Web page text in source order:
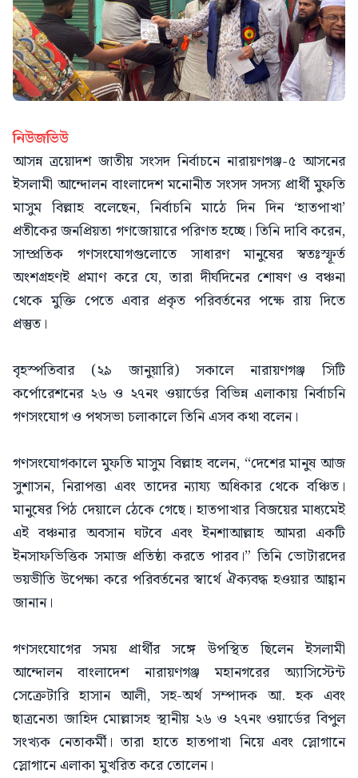
নিউজভিউ
আসন্ন ত্রয়োদশ জাতীয় সংসদ নির্বাচনে নারায়ণগঞ্জ-৫ আসনের
ইসলামী আন্দোলন বাংলাদেশ মনোনীত সংসদ সদস্য প্রার্থী মুফতি
মাসুম বিল্লাহ বলেছেন, নির্বাচনি মাঠে দিন দিন ‘হাতপাখা’
প্রতীকের জনপ্রিয়তা গণজোয়ারে পরিণত হচ্ছে। তিনি দাবি করেন,
সাম্প্রতিক গণসংযোগগুলোতে সাধারণ মানুষের স্বতঃস্ফূর্ত
অংশগ্রহণই প্রমাণ করে যে, তারা দীর্ঘদিনের শোষণ ও বঞ্চনা
থেকে মুক্তি পেতে এবার প্রকৃত পরিবর্তনের পক্ষে রায় দিতে
প্রস্তুত।
বৃহস্পতিবার (২৯ জানুয়ারি) সকালে নারায়ণগঞ্জ সিটি
কর্পোরেশনের ২৬ ও ২৭নং ওয়ার্ডের বিভিন্ন এলাকায় নির্বাচনি
গণসংযোগ ও পথসভা চলাকালে তিনি এসব কথা বলেন।
গণসংযোগকালে মুফতি মাসুম বিল্লাহ বলেন, “দেশের মানুষ আজ
সুশাসন, নিরাপত্তা এবং তাদের ন্যায্য অধিকার থেকে বঞ্চিত।
মানুষের পিঠ দেয়ালে ঠেকে গেছে। হাতপাখার বিজয়ের মাধ্যমেই
এই বঞ্চনার অবসান ঘটবে এবং ইনশাআল্লাহ আমরা একটি
ইনসাফভিত্তিক সমাজ প্রতিষ্ঠা করতে পারব।” তিনি ভোটারদের
ভয়ভীতি উপেক্ষা করে পরিবর্তনের স্বার্থে ঐক্যবদ্ধ হওয়ার আহ্বান
জানান।
গণসংযোগের সময় প্রার্থীর সঙ্গে উপস্থিত ছিলেন ইসলামী
আন্দোলন বাংলাদেশ নারায়ণগঞ্জ মহানগরের অ্যাসিস্টেন্ট
সেক্রেটারি হাসান আলী, সহ-অর্থ সম্পাদক আ. হক এবং
ছাত্রনেতা জাহিদ মোল্লাসহ স্থানীয় ২৬ ও ২৭নং ওয়ার্ডের বিপুল
সংখ্যক নেতাকর্মী। তারা হাতে হাতপাখা নিয়ে এবং স্লোগানে
স্লোগানে এলাকা মুখরিত করে তোলেন।